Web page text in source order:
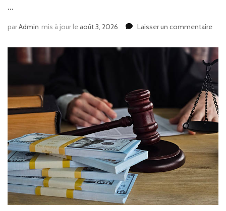
…
parAdmin mis à jour leaoût 3, 2026 Laisser un commentairesur
le
TCO
t-
il
à
un
plus
des
?